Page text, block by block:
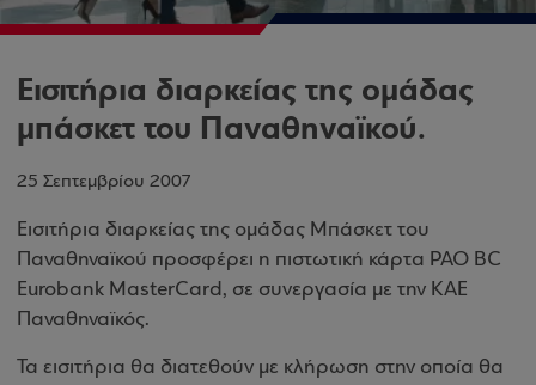
Εισιτήρια διαρκείας της ομάδας
μπάσκετ του Παναθηναϊκού.
25 Σεπτεμβρίου 2007
Εισιτήρια διαρκείας της ομάδας Μπάσκετ του
Παναθηναϊκού προσφέρει η πιστωτική κάρτα PAO BC
Eurobank MasterCard, σε συνεργασία με την ΚΑΕ
Παναθηναϊκός.
Τα εισιτήρια θα διατεθούν με κλήρωση στην οποία θα